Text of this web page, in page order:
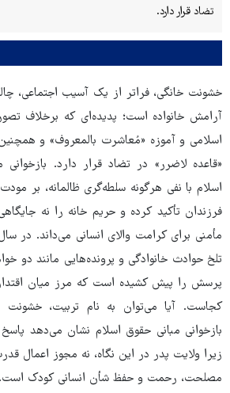
تضاد قرار دارد.
خشونت خانگی، فراتر از یک آسیب اجتماعی،
آرامش خانواده است؛ پدیده‌ای که برخلاف
اسلامی و آموزه «مُعاشرت بالمعروف» و
«قاعده لاضرر» در تضاد قرار دارد.
اسلام با نفی هرگونه سلطه‌گری ظالمانه، بر
فرزندان تأکید کرده و حریم خانه را نه
مأمنی برای کرامت والای انسانی می‌داند. در
تلخ حوادث خانوادگی و پرونده‌هایی مانند دو
پرسش را پیش کشیده است که مرز میان
کجاست. آیا می‌توان به نام تربیت،
بازخوانی مبانی حقوق اسلام نشان می‌دهد
زیرا ولایت پدر در این نگاه، نه مجوز اعمال
مصلحت، رحمت و حفظ شأن انسانی کودک است.